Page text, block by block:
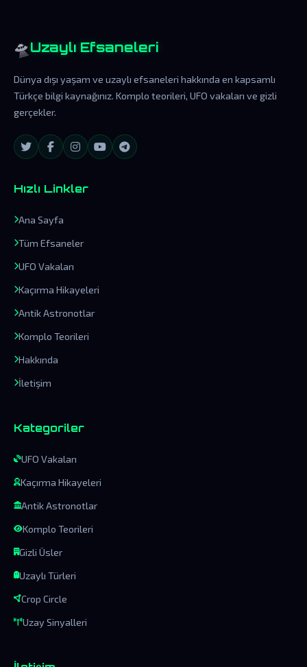
🛸 Uzaylı Efsaneleri
Dünya dışı yaşam ve uzaylı efsaneleri hakkında en kapsamlı
Türkçe bilgi kaynağınız. Komplo teorileri, UFO vakaları ve gizli
gerçekler.
Hızlı Linkler
Ana Sayfa
Tüm Efsaneler
UFO Vakaları
Kaçırma Hikayeleri
Antik Astronotlar
Komplo Teorileri
Hakkında
İletişim
Kategoriler
UFO Vakaları
Kaçırma Hikayeleri
Antik Astronotlar
Komplo Teorileri
Gizli Üsler
Uzaylı Türleri
Crop Circle
Uzay Sinyalleri